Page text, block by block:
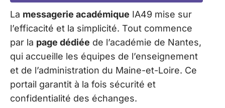
La messagerie académique IA49 mise sur
l’efficacité et la simplicité. Tout commence
par la page dédiée de l’académie de Nantes,
qui accueille les équipes de l’enseignement
et de l’administration du Maine-et-Loire. Ce
portail garantit à la fois sécurité et
confidentialité des échanges.